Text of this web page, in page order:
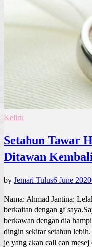
Keliru
Setahun Tawar
Ditawan
by Jemari Tulus6 June 2020
Nama: Ahmad Jantina:
berkaitan dengan gf
berkawan dengan dia
dingin sekitar setahun
je yang akan call dan